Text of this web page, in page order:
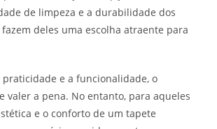
de limpeza e a durabilidade dos
deles uma escolha atraente para
praticidade e a funcionalidade, o
valer a pena. No entanto, para aqueles
e o conforto de um tapete